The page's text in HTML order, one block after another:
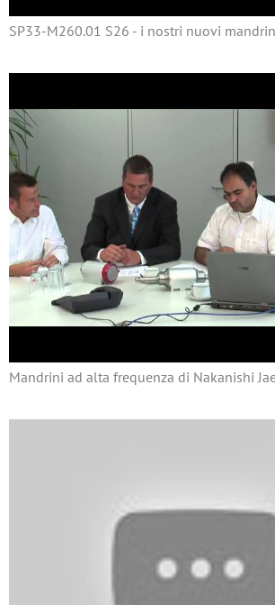
SP33-M260.01 S26 - i nostri nuovi
Mandrini ad alta frequenza di Nakanishi